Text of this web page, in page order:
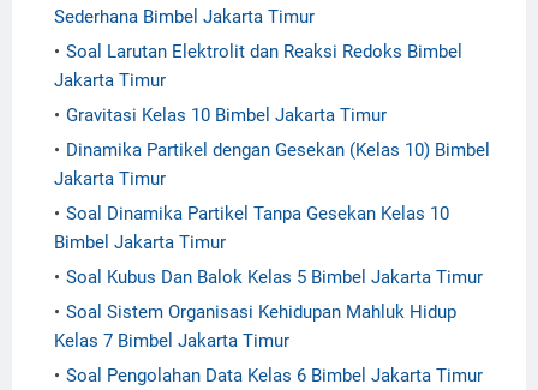
Sederhana Bimbel Jakarta Timur
Soal Larutan Elektrolit dan Reaksi Redoks Bimbel
Jakarta Timur
Gravitasi Kelas 10 Bimbel Jakarta Timur
Dinamika Partikel dengan Gesekan (Kelas 10) Bimbel
Jakarta Timur
Soal Dinamika Partikel Tanpa Gesekan Kelas 10
Bimbel Jakarta Timur
Soal Kubus Dan Balok Kelas 5 Bimbel Jakarta Timur
Soal Sistem Organisasi Kehidupan Mahluk Hidup
Kelas 7 Bimbel Jakarta Timur
Soal Pengolahan Data Kelas 6 Bimbel Jakarta Timur